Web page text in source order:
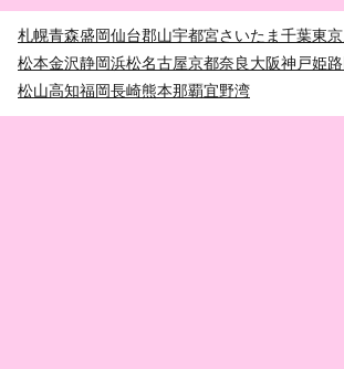
札幌青森盛岡仙台郡山宇都宮さいたま千葉東京
松本金沢静岡浜松名古屋京都奈良大阪神戸姫路
松山高知福岡長崎熊本那覇宜野湾